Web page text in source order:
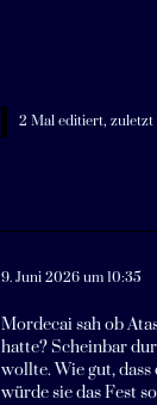
2 Mal editiert, zuletzt
9. Juni 2026 um 10:35
Mordecai sah ob
hatte? Scheinbar
wollte. Wie gut,
würde sie das Fest